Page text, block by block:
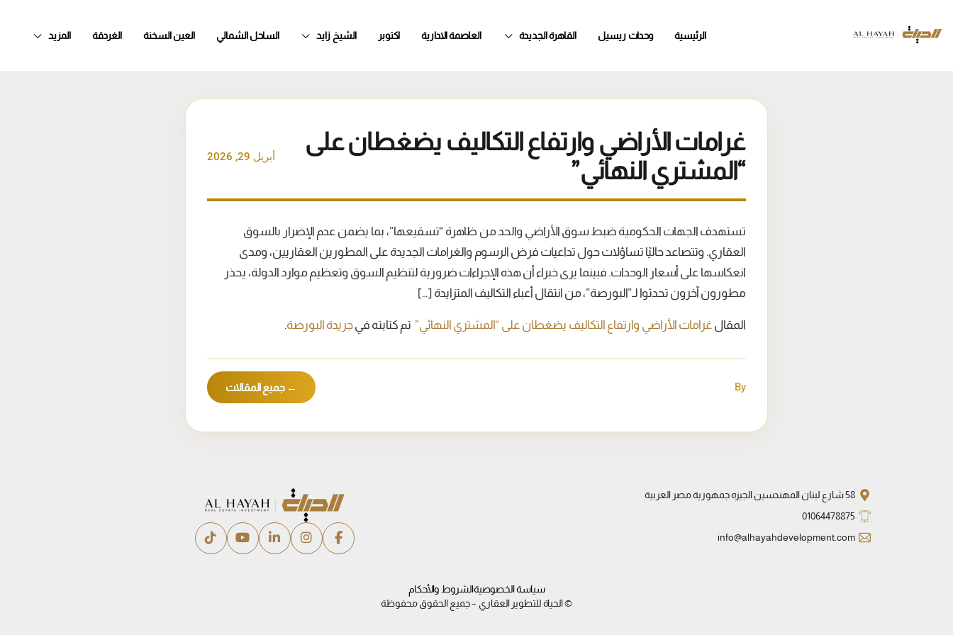
الرئيسية وحدات ريسيل القاهرة الجديدة العاصمة الادارية اكتوبر الشيخ زايد الساحل الشمالي العين السخنة الغردقة المزيد
غرامات الأراضي وارتفاع التكاليف يضغطان على
“المشتري النهائي”
أبريل 29, 2026
تستهدف الجهات الحكومية ضبط سوق الأراضي والحد من ظاهرة “تسقيعها”، بما يضمن عدم الإضرار بالسوق
العقاري. وتتصاعد حاليًا تساؤلات حول تداعيات فرض الرسوم والغرامات الجديدة على المطورين العقاريين، ومدى
انعكاسها على أسعار الوحدات. فبينما يرى خبراء أن هذه الإجراءات ضرورية لتنظيم السوق وتعظيم موارد الدولة، يحذر
مطورون آخرون تحدثوا لـ”البورصة”، من انتقال أعباء التكاليف المتزايدة […]
المقال غرامات الأراضي وارتفاع التكاليف يضغطان على “المشتري النهائي” تم كتابته فيجريدة البورصة.
By ← جميع المقالات
58 شارع لبنان المهندسين الجيزه جمهورية مصر العربية
01064478875
info@alhayahdevelopment.com
سياسة الخصوصيةالشروط والأحكام
© الحياة للتطوير العقاري – جميع الحقوق محفوظة